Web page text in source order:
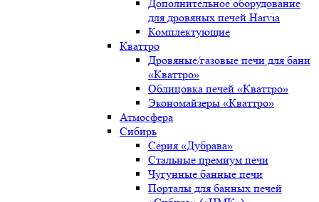
Дополнительное оборудование
для дровяных печей Harvia
Комплектующие
Кваттро
Дровяные/газовые печи для бани
«Кваттро»
Облицовка печей «Кваттро»
Экономайзеры «Кваттро»
Атмосфера
Сибирь
Серия «Дубрава»
Стальные премиум печи
Чугунные банные печи
Порталы для банных печей